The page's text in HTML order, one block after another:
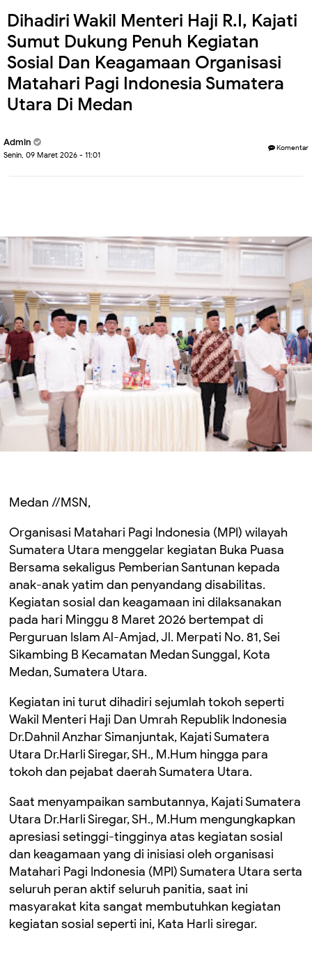
Dihadiri Wakil Menteri Haji R.I, Kajati
Sumut Dukung Penuh Kegiatan
Sosial Dan Keagamaan Organisasi
Matahari Pagi Indonesia Sumatera
Utara Di Medan
Admin
Senin, 09 Maret 2026 - 11:01
Komentar
Medan //MSN,
Organisasi Matahari Pagi Indonesia (MPI) wilayah
Sumatera Utara menggelar kegiatan Buka Puasa
Bersama sekaligus Pemberian Santunan kepada
anak-anak yatim dan penyandang disabilitas.
Kegiatan sosial dan keagamaan ini dilaksanakan
pada hari Minggu 8 Maret 2026 bertempat di
Perguruan Islam Al-Amjad, Jl. Merpati No. 81, Sei
Sikambing B Kecamatan Medan Sunggal, Kota
Medan, Sumatera Utara.
Kegiatan ini turut dihadiri sejumlah tokoh seperti
Wakil Menteri Haji Dan Umrah Republik Indonesia
Dr.Dahnil Anzhar Simanjuntak, Kajati Sumatera
Utara Dr.Harli Siregar, SH., M.Hum hingga para
tokoh dan pejabat daerah Sumatera Utara.
Saat menyampaikan sambutannya, Kajati Sumatera
Utara Dr.Harli Siregar, SH., M.Hum mengungkapkan
apresiasi setinggi-tingginya atas kegiatan sosial
dan keagamaan yang di inisiasi oleh organisasi
Matahari Pagi Indonesia (MPI) Sumatera Utara serta
seluruh peran aktif seluruh panitia, saat ini
masyarakat kita sangat membutuhkan kegiatan
kegiatan sosial seperti ini, Kata Harli siregar.